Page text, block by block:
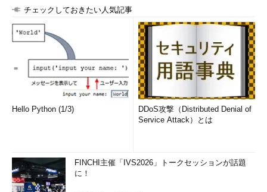
チェックしておきたい人気記事
Hello Python (1/3)
DDoS攻撃（Distributed Denial of
Service Attack）とは
FINCHI主催「IVS2026」トークセッションが話題
に！